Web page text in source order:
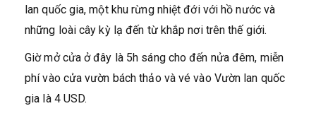
lan quốc gia, một khu rừng nhiệt đới với hồ nước và
những loài cây kỳ lạ đến từ khắp nơi trên thế giới.
Giờ mở cửa ở đây là 5h sáng cho đến nửa đêm, miễn
phí vào cửa vườn bách thảo và vé vào Vườn lan quốc
gia là 4 USD.